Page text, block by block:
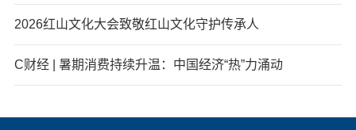
2026红山文化大会致敬红山文化守护传承人
C财经 | 暑期消费持续升温：中国经济“热”力涌动